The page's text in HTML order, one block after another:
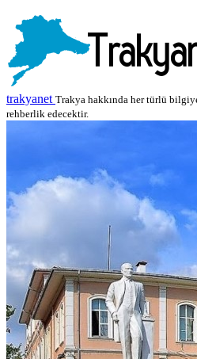
trakyanet Trakya hakkında her türlü
rehberlik edecektir.